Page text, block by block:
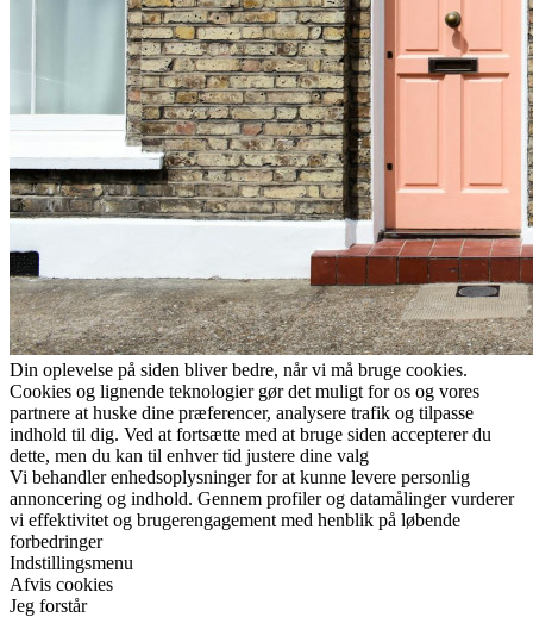
Din oplevelse på siden bliver bedre, når vi må bruge cookies.
Cookies og lignende teknologier gør det muligt for os og vores
partnere at huske dine præferencer, analysere trafik og tilpasse
indhold til dig. Ved at fortsætte med at bruge siden accepterer du
dette, men du kan til enhver tid justere dine valg
Vi behandler enhedsoplysninger for at kunne levere personlig
annoncering og indhold. Gennem profiler og datamålinger vurderer
vi effektivitet og brugerengagement med henblik på løbende
forbedringer
Indstillingsmenu
Afvis cookies
Jeg forstår